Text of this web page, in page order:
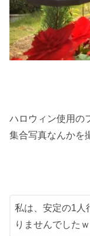
ハロウィン使用の
集合写真なんかを
私は、安定の1人
りませんでしたｗ